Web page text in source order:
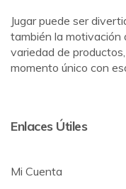
Jugar puede ser
también la motivación
variedad de
momento único con
Enlaces Útiles
Mi Cuenta